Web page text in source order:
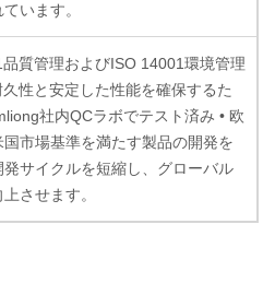
います。
品質管理およびISO 14001環境管理
久性と安定した性能を確保するた
社内QCラボでテスト済み • 欧
市場基準を満たす製品の開発を
発サイクルを短縮し、グローバル
させます。